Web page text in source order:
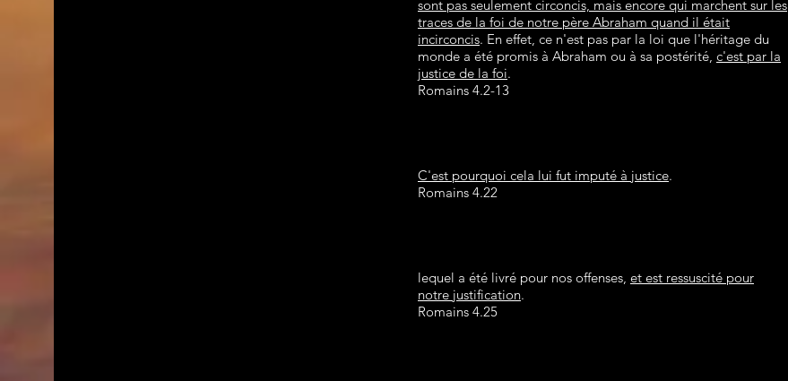
sont pas seulement circoncis, mais encore qui marchent sur les
traces de la foi de notre père Abraham quand il était
incirconcis. En effet, ce n'est pas par la loi que l'héritage du
monde a été promis à Abraham ou à sa postérité, c'est par la
justice de la foi.
Romains 4.2-13
C'est pourquoi cela lui fut imputé à justice.
Romains 4.22
lequel a été livré pour nos offenses, et est ressuscité pour
notre justification.
Romains 4.25